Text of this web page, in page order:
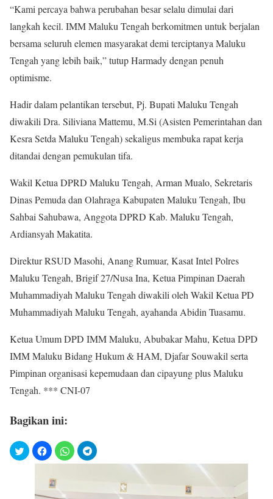
“Kami percaya bahwa perubahan besar selalu dimulai dari
langkah kecil. IMM Maluku Tengah berkomitmen untuk berjalan
bersama seluruh elemen masyarakat demi terciptanya Maluku
Tengah yang lebih baik,” tutup Harmady dengan penuh
optimisme.
Hadir dalam pelantikan tersebut, Pj. Bupati Maluku Tengah
diwakili Dra. Siliviana Mattemu, M.Si (Asisten Pemerintahan dan
Kesra Setda Maluku Tengah) sekaligus membuka rapat kerja
ditandai dengan pemukulan tifa.
Wakil Ketua DPRD Maluku Tengah, Arman Mualo, Sekretaris
Dinas Pemuda dan Olahraga Kabupaten Maluku Tengah, Ibu
Sahbai Sahubawa, Anggota DPRD Kab. Maluku Tengah,
Ardiansyah Makatita.
Direktur RSUD Masohi, Anang Rumuar, Kasat Intel Polres
Maluku Tengah, Brigif 27/Nusa Ina, Ketua Pimpinan Daerah
Muhammadiyah Maluku Tengah diwakili oleh Wakil Ketua PD
Muhammadiyah Maluku Tengah, ayahanda Abidin Tuasamu.
Ketua Umum DPD IMM Maluku, Abubakar Mahu, Ketua DPD
IMM Maluku Bidang Hukum & HAM, Djafar Souwakil serta
Pimpinan organisasi kepemudaan dan cipayung plus Maluku
Tengah. *** CNI-07
Bagikan ini: